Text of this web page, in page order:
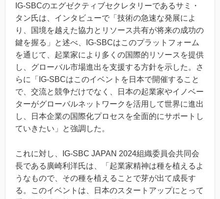
IG-SBCのエグゼクティブセクレタリーであるサミ・
タン氏は、インタビューで「技術の急速な発展によ
り、国境を越えた協力とリソース共有が将来の成功の
鍵を握る」と述べ、IG-SBCはこのプラットフォーム
を通じて、起業家により多くの国際的リソースを提供
し、グローバル市場進出を支援する方針を示した。さ
らに「IG-SBCはこのイベントを日本で開催すること
で、交流と競争だけでなく、日本の起業家やイノベー
ターがグローバルネットワークを活用して世界に進出
し、日本企業の国際化プロセスを全面的にサポートし
ていきたい」と強調した。
これに対し、IG-SBC JAPAN 2024組織委員会共同会
長である廣崎利洋氏は、「起業家精神は種を植えるよ
うなもので、その種を植えることで芽が出て成長す
る。このイベントは、日本のスタートアップにとって